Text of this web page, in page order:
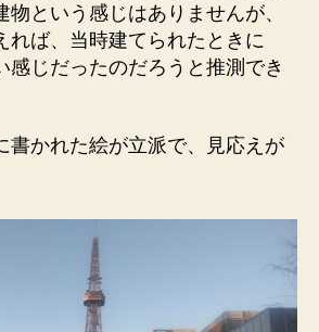
物という感じはありませんが、
れば、当時建てられたときに
感じだったのだろうと推測でき
書かれた絵が立派で、見応えが